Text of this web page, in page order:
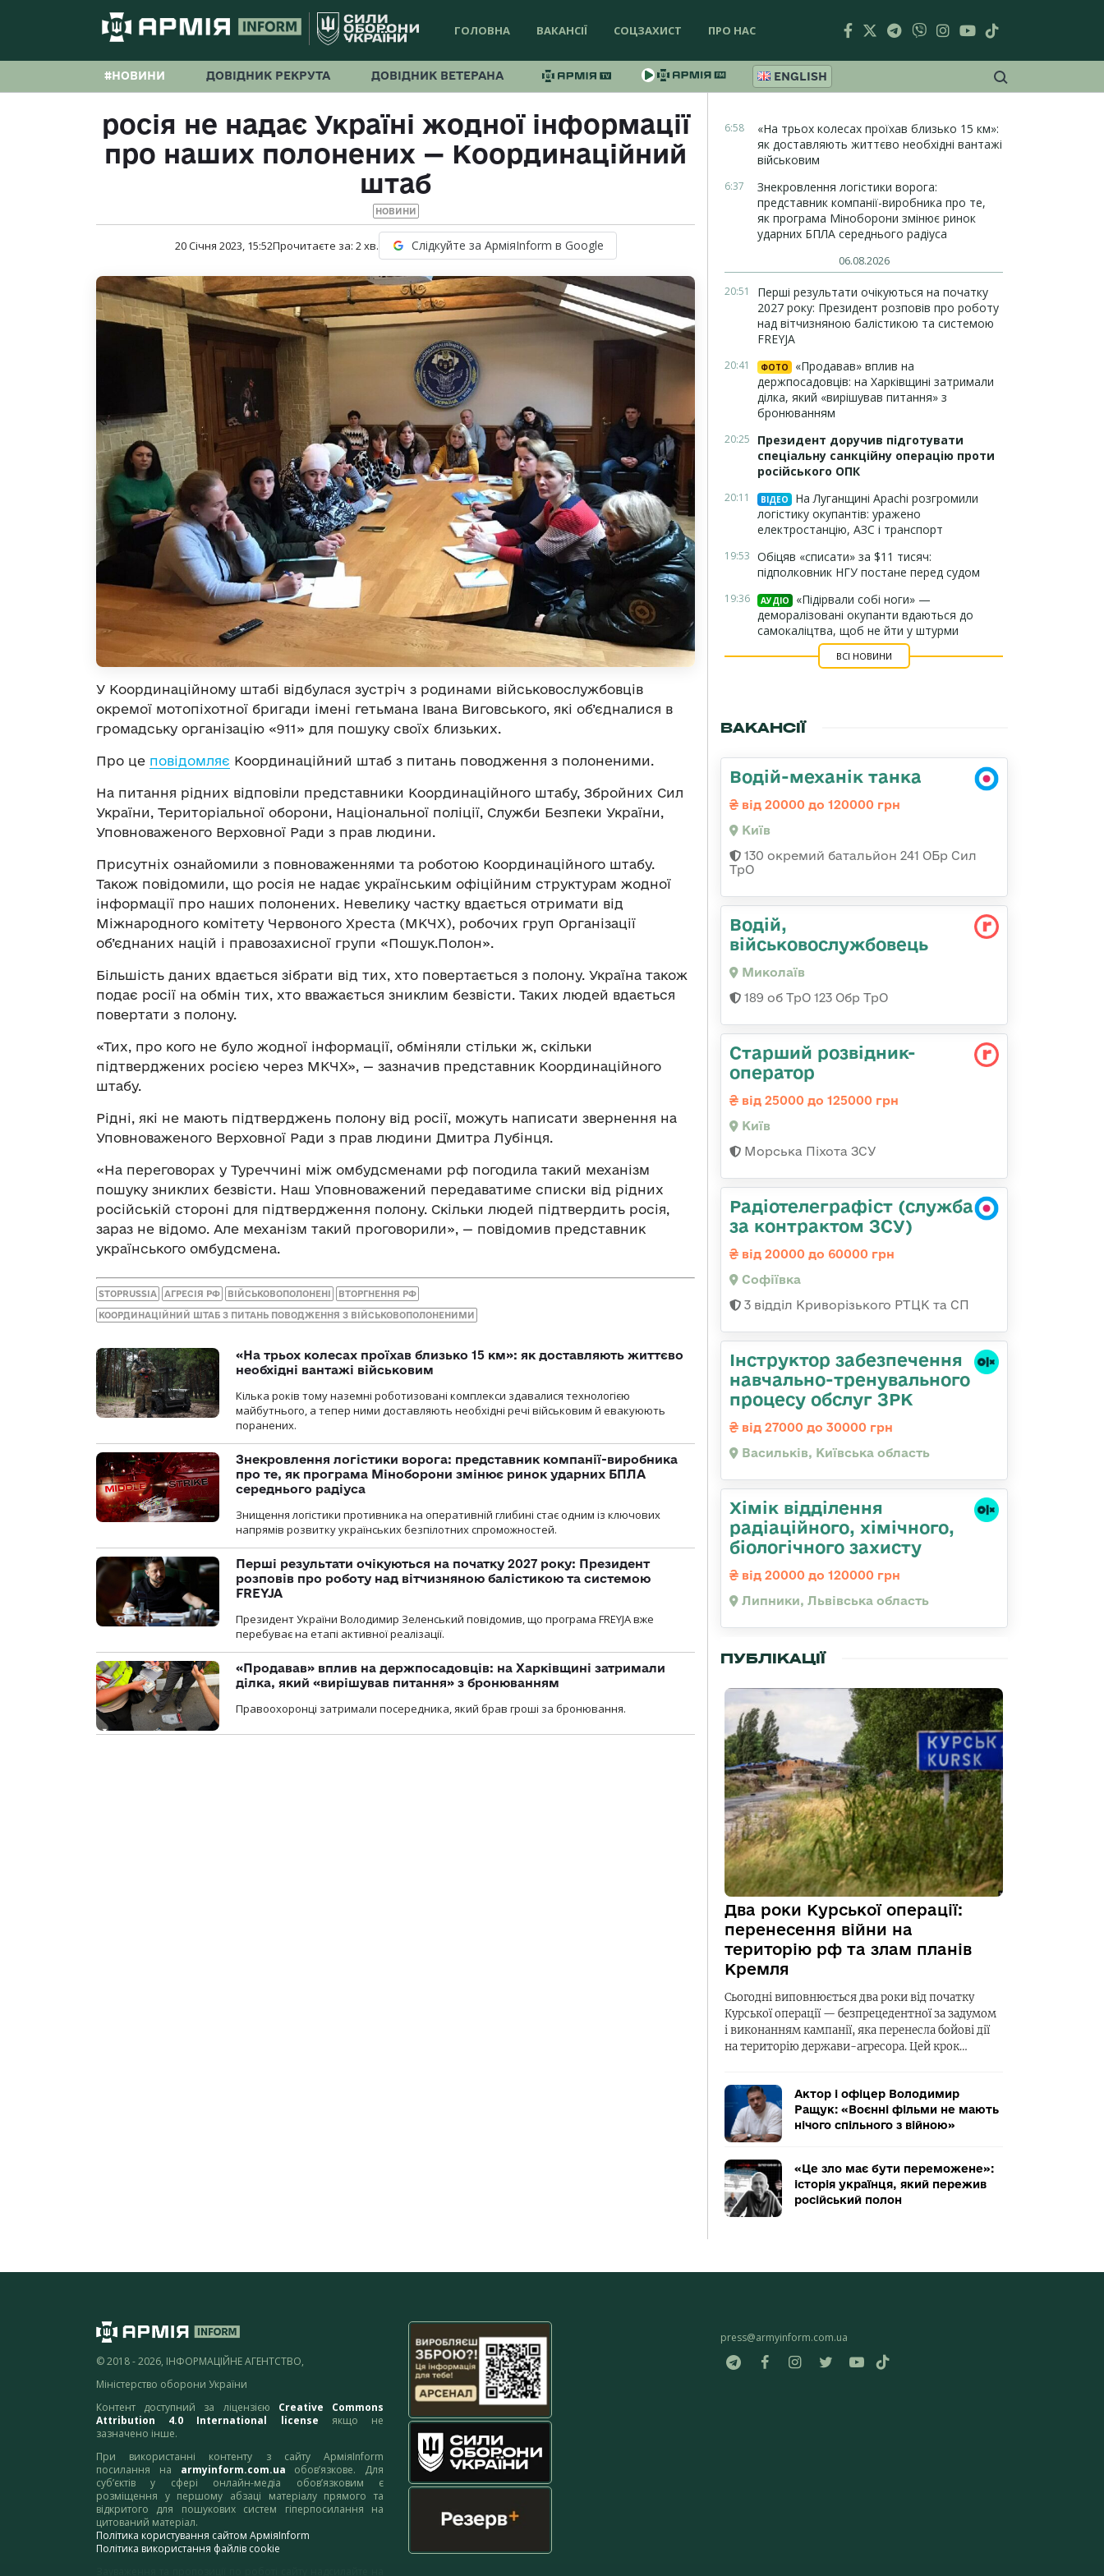
ГОЛОВНА ВАКАНСІЇ СОЦЗАХИСТ ПРО НАС
#НОВИНИ ДОВІДНИК РЕКРУТА ДОВІДНИК ВЕТЕРАНА ENGLISH
росія не надає Україні жодної інформації
про наших полонених — Координаційний
штаб
НОВИНИ
20 Січня 2023, 15:52Прочитаєте за: 2хв. Слідкуйте за АрміяInform в Google
У Координаційному штабі відбулася зустріч з родинами військовослужбовців
окремої мотопіхотної бригади імені гетьмана Івана Виговського, які об’єдналися в
громадську організацію «911» для пошуку своїх близьких.
Про це повідомляє Координаційний штаб з питань поводження з полоненими.
На питання рідних відповіли представники Координаційного штабу, Збройних Сил
України, Територіальної оборони, Національної поліції, Служби Безпеки України,
Уповноваженого Верховної Ради з прав людини.
Присутніх ознайомили з повноваженнями та роботою Координаційного штабу.
Також повідомили, що росія не надає українським офіційним структурам жодної
інформації про наших полонених. Невелику частку вдається отримати від
Міжнародного комітету Червоного Хреста (МКЧХ), робочих груп Організації
об’єднаних націй і правозахисної групи «Пошук.Полон».
Більшість даних вдається зібрати від тих, хто повертається з полону. Україна також
подає росії на обмін тих, хто вважається зниклим безвісти. Таких людей вдається
повертати з полону.
«Тих, про кого не було жодної інформації, обміняли стільки ж, скільки
підтверджених росією через МКЧХ», — зазначив представник Координаційного
штабу.
Рідні, які не мають підтверджень полону від росії, можуть написати звернення на
Уповноваженого Верховної Ради з прав людини Дмитра Лубінця.
«На переговорах у Туреччині між омбудсменами рф погодила такий механізм
пошуку зниклих безвісти. Наш Уповноважений передаватиме списки від рідних
російській стороні для підтвердження полону. Скільки людей підтвердить росія,
зараз не відомо. Але механізм такий проговорили», — повідомив представник
українського омбудсмена.
STOPRUSSIA АГРЕСІЯ РФ ВІЙСЬКОВОПОЛОНЕНІ ВТОРГНЕННЯ РФ
КООРДИНАЦІЙНИЙ ШТАБ З ПИТАНЬ ПОВОДЖЕННЯ З ВІЙСЬКОВОПОЛОНЕНИМИ
«На трьох колесах проїхав близько 15 км»: як доставляють життєво
необхідні вантажі військовим
Кілька років тому наземні роботизовані комплекси здавалися технологією
майбутнього, а тепер ними доставляють необхідні речі військовим й евакуюють
поранених.
Знекровлення логістики ворога: представник компанії-виробника
про те, як програма Міноборони змінює ринок ударних БПЛА
середнього радіуса
Знищення логістики противника на оперативній глибині стає одним із ключових
напрямів розвитку українських безпілотних спроможностей.
Перші результати очікуються на початку 2027 року: Президент
розповів про роботу над вітчизняною балістикою та системою
FREYJA
Президент України Володимир Зеленський повідомив, що програма FREYJA вже
перебуває на етапі активної реалізації.
«Продавав» вплив на держпосадовців: на Харківщині затримали
ділка, який «вирішував питання» з бронюванням
Правоохоронці затримали посередника, який брав гроші за бронювання.
6:58
«На трьох колесах проїхав близько 15 км»:
як доставляють життєво необхідні вантажі
військовим
6:37
Знекровлення логістики ворога:
представник компанії-виробника про те,
як програма Міноборони змінює ринок
ударних БПЛА середнього радіуса
06.08.2026
20:51
Перші результати очікуються на початку
2027 року: Президент розповів про роботу
над вітчизняною балістикою та системою
FREYJA
20:41 ФОТО
«Продавав» вплив на
держпосадовців: на Харківщині затримали
ділка, який «вирішував питання» з
бронюванням
20:25
Президент доручив підготувати
спеціальну санкційну операцію проти
російського ОПК
20:11 ВІДЕО
На Луганщині Apachi розгромили
логістику окупантів: уражено
електростанцію, АЗС і транспорт
19:53 Обіцяв «списати» за $11 тисяч:
підполковник НГУ постане перед судом
19:36 АУДІО
«Підірвали собі ноги» —
деморалізовані окупанти вдаються до
самокаліцтва, щоб не йти у штурми
ВСІ НОВИНИ
ВАКАНСІЇ
Водій-механік танка
від 20000 до 120000 грн
Київ
130 окремий батальйон 241 ОБр Сил
ТрО
Водій,
військовослужбовець
Миколаїв
189 об ТрО 123 Обр ТрО
Стаpший pозвідник-
опеpатоp
від 25000 до 125000 грн
Київ
Морська Піхота ЗСУ
Радіотелеграфіст (служба
за контрактом ЗСУ)
від 20000 до 60000 грн
Софіївка
3 відділ Криворізького РТЦК та СП
Інструктор забезпечення
навчально-тренувального
процесу обслуг ЗРК
від 27000 до 30000 грн
Васильків, Київська область
Хімік відділення
радіаційного, хімічного,
біологічного захисту
від 20000 до 120000 грн
Липники, Львівська область
ПУБЛІКАЦІЇ
Два роки Курської операції:
перенесення війни на
територію рф та злам планів
Кремля
Сьогодні виповнюється два роки від початку
Курської операції — безпрецедентної за задумом
і виконанням кампанії, яка перенесла бойові дії
на територію держави-агресора. Цей крок…
Актор і офіцер Володимир
Ращук: «Воєнні фільми не мають
нічого спільного з війною»
«Це зло має бути переможене»:
історія українця, який пережив
російський полон
© 2018 - 2026, ІНФОРМАЦІЙНЕ АГЕНТСТВО,
Міністерство оборони України
Контент доступний за ліцензією Creative Commons
Attribution 4.0 International license якщо не
зазначено інше.
При використанні контенту з сайту АрміяInform
посилання на armyinform.com.ua обов’язкове. Для
суб’єктів у сфері онлайн-медіа обов’язковим є
розміщення у першому абзаці матеріалу прямого та
відкритого для пошукових систем гіперпосилання на
цитований матеріал.
Політика користування сайтом АрміяInform
Політика використання файлів cookie
press@armyinform.com.ua